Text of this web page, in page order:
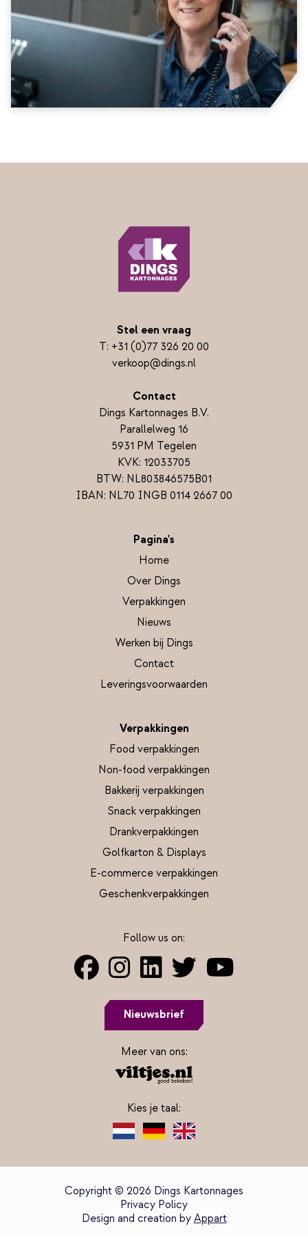
Stel een vraag
T: +31 (0)77 326 20 00
verkoop@dings.nl
Contact
Dings Kartonnages B.V.
Parallelweg 16
5931 PM Tegelen
KVK: 12033705
BTW: NL803846575B01
IBAN: NL70 INGB 0114 2667 00
Pagina's
Home
Over Dings
Verpakkingen
Nieuws
Werken bij Dings
Contact
Leveringsvoorwaarden
Verpakkingen
Food verpakkingen
Non-food verpakkingen
Bakkerij verpakkingen
Snack verpakkingen
Drankverpakkingen
Golfkarton & Displays
E-commerce verpakkingen
Geschenkverpakkingen
Follow us on:
Nieuwsbrief
Meer van ons:
Kies je taal:
Copyright © 2026 Dings Kartonnages
Privacy Policy
Design and creation by Appart